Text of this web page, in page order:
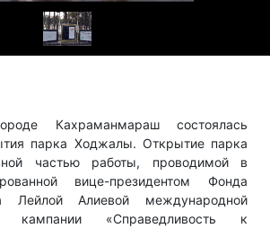
Кахраманмараш состоялась
парка Ходжалы. Открытие парка
частью работы, проводимой в
вице-президентом Фонда
Лейлой Алиевой международной
кампании «Справедливость к